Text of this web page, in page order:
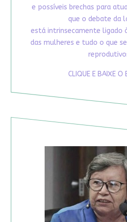
e possíveis brechas para
que o debate da
está intrinsecamente ligado
das mulheres e tudo o que
CLIQUE E BAIXE